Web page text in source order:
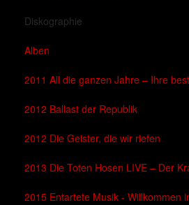
Diskographie
Alben
2011 All die ganzen Jahre – Ihre
2012 Ballast der Republik
2012 Die Geister, die wir riefen
2013 Die Toten Hosen LIVE – Der
2015 Entartete Musik - Willkommen